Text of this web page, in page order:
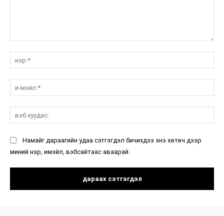
Намайг дараагийн удаа сэтгэгдэл бичихдээ энэ хөтөч дээр
миний нэр, имэйл, вэбсайтаас аваарай.